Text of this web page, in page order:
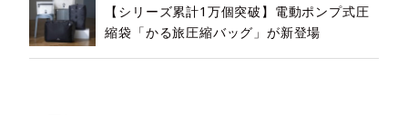
【シリーズ累計1万個突破】電動ポンプ式圧
縮袋「かる旅圧縮バッグ」が新登場